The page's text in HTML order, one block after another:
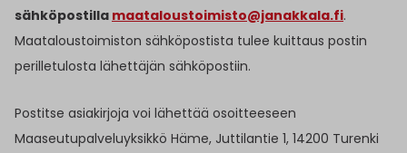
sähköpostilla maataloustoimisto@janakkala.fi.
Maataloustoimiston sähköpostista tulee kuittaus postin
perilletulosta lähettäjän sähköpostiin.
Postitse asiakirjoja voi lähettää osoitteeseen
Maaseutupalveluyksikkö Häme, Juttilantie 1, 14200 Turenki